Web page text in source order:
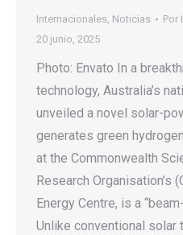
Internacionales, Noticias Por
20 junio, 2025
Photo: Envato In a
technology, Australia’s
unveiled a novel solar-
generates green
at the Commonwealth
Research Organisation’s
Energy Centre, is a
Unlike conventional solar